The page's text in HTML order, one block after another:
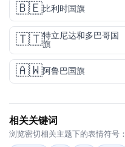
🇧🇪比利时国旗
🇹🇹特立尼达和多巴哥国
旗
🇦🇼阿鲁巴国旗
相关关键词
浏览密切相关主题下的表情符号：